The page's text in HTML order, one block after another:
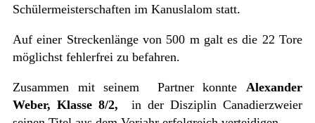
Schülermeisterschaften im Kanuslalom statt.
Auf einer Streckenlänge von 500 m galt es die 22 Tore
möglichst fehlerfrei zu befahren.
Zusammen mit seinem Partner konnteAlexander
Weber, Klasse 8/2,
in der Disziplin Canadierzweier